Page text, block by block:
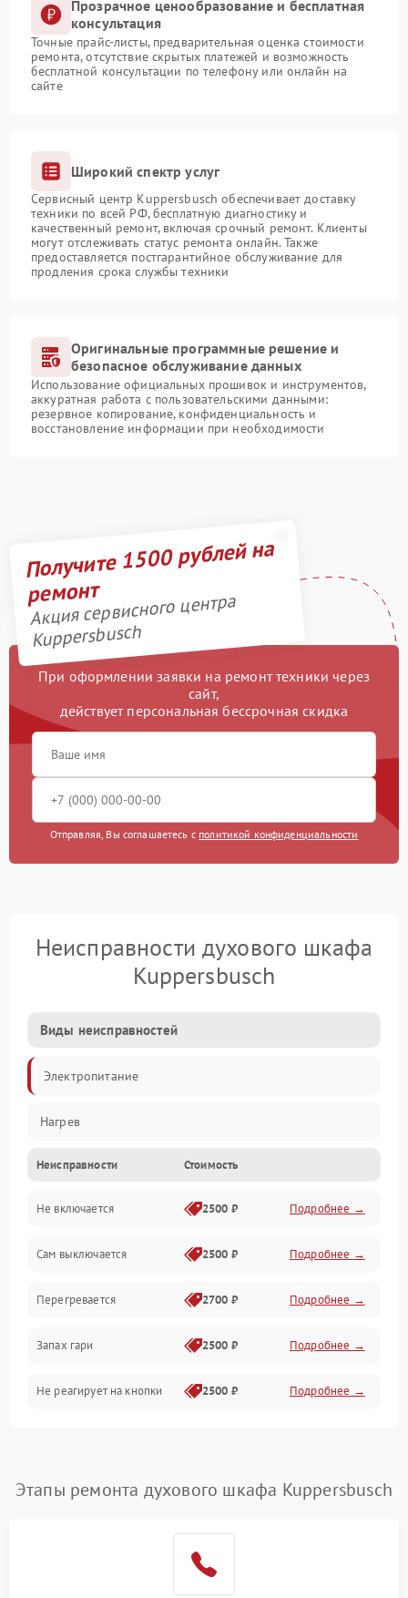
Прозрачное ценообразование и бесплатная
консультация
Точные прайс-листы, предварительная оценка стоимости
ремонта, отсутствие скрытых платежей и возможность
бесплатной консультации по телефону или онлайн на
сайте
Широкий спектр услуг
Сервисный центр Kuppersbusch обеспечивает доставку
техники по всей РФ, бесплатную диагностику и
качественный ремонт, включая срочный ремонт. Клиенты
могут отслеживать статус ремонта онлайн. Также
предоставляется постгарантийное обслуживание для
продления срока службы техники
Оригинальные программные решение и
безопасное обслуживание данных
Использование официальных прошивок и инструментов,
аккуратная работа с пользовательскими данными:
резервное копирование, конфиденциальность и
восстановление информации при необходимости
Получите 1500 рублей на
ремонт
Акция сервисного центра
Kuppersbusch
При оформлении заявки на ремонт техники через
сайт,
действует персональная бессрочная скидка
Отправляя, Вы соглашаетесь с политикой конфиденциальности
Неисправности духового шкафа
Kuppersbusch
Виды неисправностей
Электропитание
Нагрев
Неисправности Стоимость
Не включается 2500 ₽ Подробнее →
Сам выключается 2500 ₽ Подробнее →
Перегревается 2700 ₽ Подробнее →
Запах гари 2500 ₽ Подробнее →
Не реагирует на кнопки 2500 ₽ Подробнее →
Этапы ремонта духового шкафа Kuppersbusch